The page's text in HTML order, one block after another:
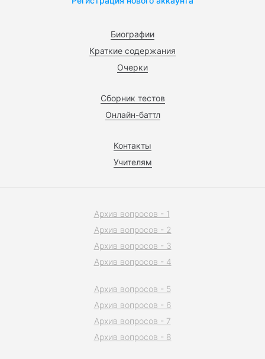
Биографии
Краткие содержания
Очерки
Сборник тестов
Онлайн-баттл
Контакты
Учителям
Архив вопросов - 1
Архив вопросов - 2
Архив вопросов - 3
Архив вопросов - 4
Архив вопросов - 5
Архив вопросов - 6
Архив вопросов - 7
Архив вопросов - 8